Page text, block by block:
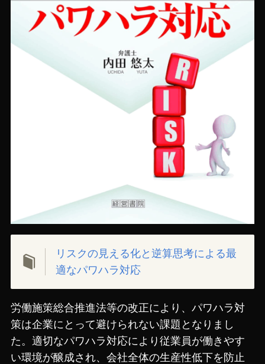
リスクの見える化と逆算思考による最
適なパワハラ対応
労働施策総合推進法等の改正により、パワハラ対
策は企業にとって避けられない課題となりまし
た。適切なパワハラ対応により従業員が働きやす
い環境が醸成され、会社全体の生産性低下を防止